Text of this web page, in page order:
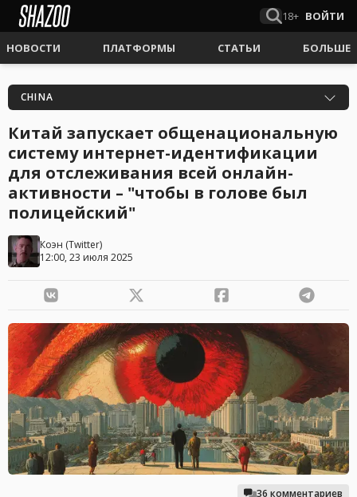
18+ ВОЙТИ
НОВОСТИ ПЛАТФОРМЫ СТАТЬИ БОЛЬШЕ
CHINA
Китай запускает общенациональную
систему интернет-идентификации
для отслеживания всей онлайн-
активности – "чтобы в голове был
полицейский"
Коэн (Twitter)
12:00, 23 июля 2025
36 комментариев